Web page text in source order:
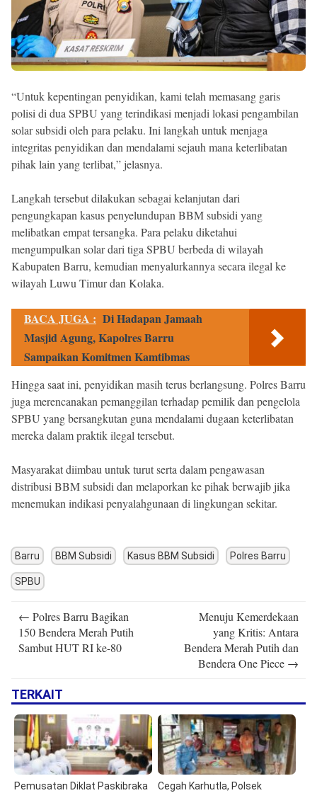
“Untuk kepentingan penyidikan, kami telah memasang garis
polisi di dua SPBU yang terindikasi menjadi lokasi pengambilan
solar subsidi oleh para pelaku. Ini langkah untuk menjaga
integritas penyidikan dan mendalami sejauh mana keterlibatan
pihak lain yang terlibat,” jelasnya.
Langkah tersebut dilakukan sebagai kelanjutan dari
pengungkapan kasus penyelundupan BBM subsidi yang
melibatkan empat tersangka. Para pelaku diketahui
mengumpulkan solar dari tiga SPBU berbeda di wilayah
Kabupaten Barru, kemudian menyalurkannya secara ilegal ke
wilayah Luwu Timur dan Kolaka.
BACA JUGA : Di Hadapan Jamaah
Masjid Agung, Kapolres Barru
Sampaikan Komitmen Kamtibmas
Hingga saat ini, penyidikan masih terus berlangsung. Polres Barru
juga merencanakan pemanggilan terhadap pemilik dan pengelola
SPBU yang bersangkutan guna mendalami dugaan keterlibatan
mereka dalam praktik ilegal tersebut.
Masyarakat diimbau untuk turut serta dalam pengawasan
distribusi BBM subsidi dan melaporkan ke pihak berwajib jika
menemukan indikasi penyalahgunaan di lingkungan sekitar.
Barru BBM Subsidi Kasus BBM Subsidi Polres Barru
SPBU
navigation
← Polres Barru Bagikan
150 Bendera Merah Putih
Sambut HUT RI ke-80
Menuju Kemerdekaan
yang Kritis: Antara
Bendera Merah Putih dan
Bendera One Piece →
TERKAIT
Pemusatan Diklat Paskibraka
Cegah Karhutla, Polsek